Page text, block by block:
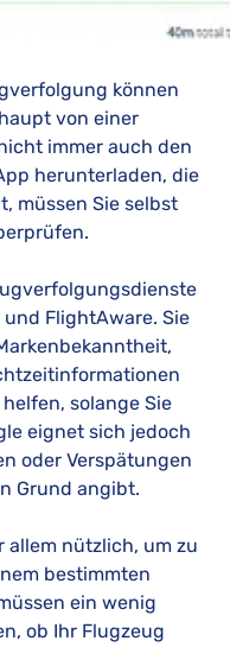
können
von einer
immer auch den
herunterladen, die
müssen Sie selbst
FlightAware. Sie
solange Sie
eignet sich jedoch
oder Verspätungen
Grund angibt.
allem nützlich, um zu
bestimmten
ein wenig
ob Ihr Flugzeug